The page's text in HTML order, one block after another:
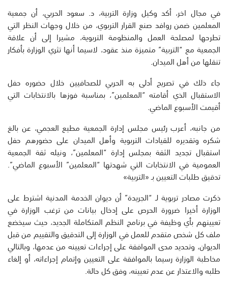
في مجال اخر، أكد وكيل وزارة التربية، د. سعود الحربي، أن جمعية
المعلمين ضمن روافد صنع القرار التربوي، من خلال وجهات النظر التي
تطرحها لمصلحة العمل والمنظومة التربوية، مشيرا إلى أن علاقة
الجمعية مع “التربية” متميزة منذ عقود، لاسيما أنها تثري الوزارة بأفكار
تنقلها من أهل الميدان.
جاء ذلك في تصريح أدلى به الحربي للصحافيين خلال حضوره حفل
الاستقبال الذي أقامته “المعلمين”، بمناسبة فوزها بالانتخابات التي
أقيمت الأسبوع الماضي.
من جانبه، أعرب رئيس مجلس إدارة الجمعية مطيع العجمي، عن بالغ
شكره وتقديره للقيادات التربوية وأهل الميدان على حضورهم حفل
استقبال تجديد الثقة بمجلس إدارة “المعلمين”، ونيله ثقة الجمعية
العمومية في الانتخابات التي شهدتها “المعلمين” الأسبوع الماضي”.
تدقيق طلبات التعيين بـ «التربية»
ذكرت مصادر تربوية لـ “الجريدة” أن ديوان الخدمة المدنية اشترط على
الوزارة أخيرا ضرورة الحرص على إدخال بيانات من ترغب الوزارة في
تعيينهم بأي وظيفة في برنامج النظم المتكاملة الجديد، حيث سيخضع
ملف كل شخص متقدم للعمل في الوزارة إلى التدقيق والتقييم من قبل
الديوان، وتحديد مدى الموافقة على إجراءات تعيينه من عدمها، وبالتالي
مخاطبة الوزارة رسيما بالموافقة على التعيين وإتمام إجراءاته، أو إلغاء
طلبه والاعتذار عن عدم تعيينه، وفق كل حالة.